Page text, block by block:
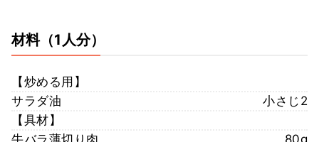
材料（1人分）
【炒める用】
サラダ油
小さじ2
【具材】
牛バラ薄切り肉
80g